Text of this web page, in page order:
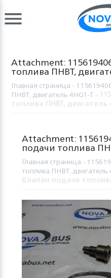
Attachment:
топлива ПНВТ,
Главная страница
ПНВТ, двигатель 4HG1-T
Attachment:
подачи топлива
Главная страница
топлива ПНВТ, двигатель